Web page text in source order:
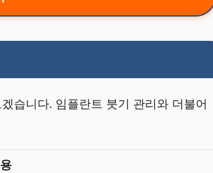
습니다. 임플란트 붓기 관리와 더불어